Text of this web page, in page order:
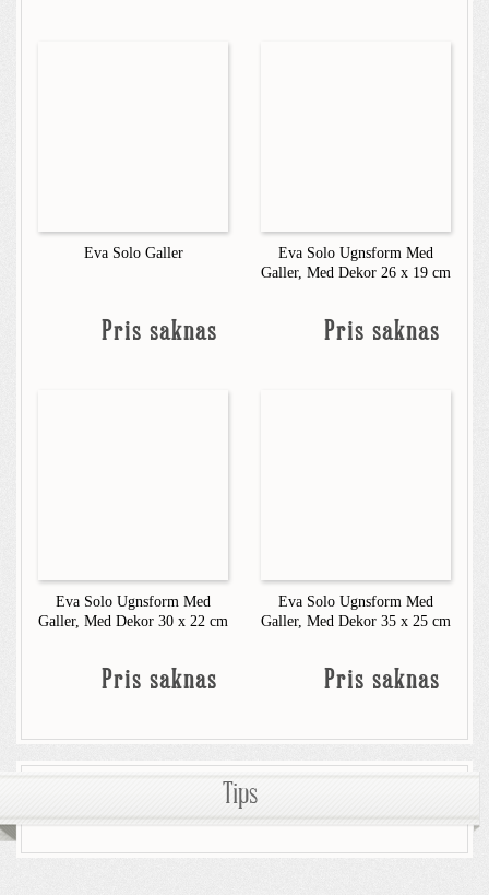
Eva Solo Galler
Pris saknas
Eva Solo Ugnsform Med
Galler, Med Dekor 26 x 19 cm
Pris saknas
Eva Solo Ugnsform Med
Galler, Med Dekor 30 x 22 cm
Pris saknas
Eva Solo Ugnsform Med
Galler, Med Dekor 35 x 25 cm
Pris saknas
Tips